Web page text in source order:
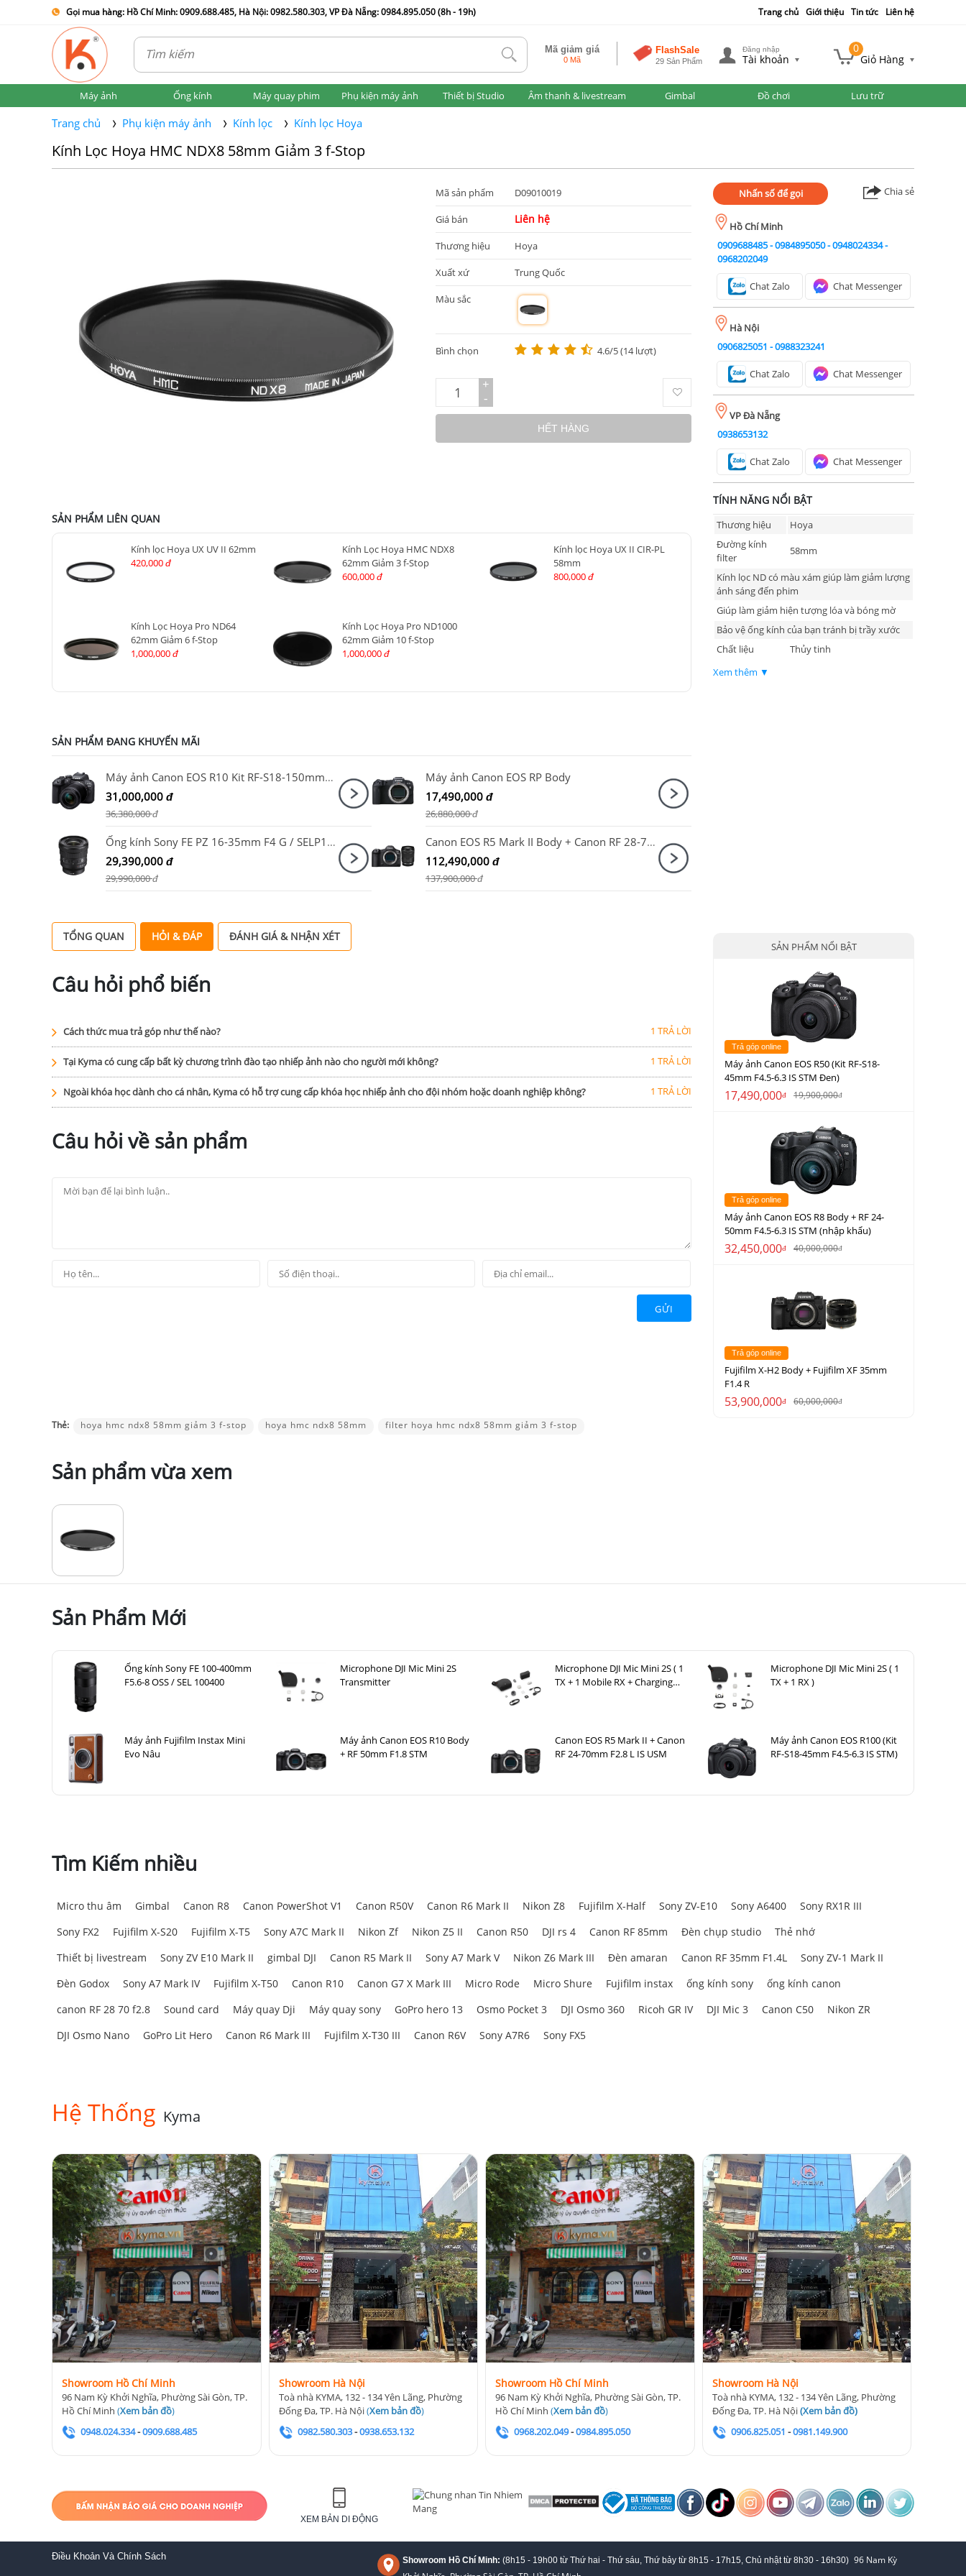
Gọi mua hàng: Hồ Chí Minh: 0909.688.485, Hà Nội: 0982.580.303, VP Đà Nẵng: 0984.895.050 (8h - 19h) Trang chủ Giới thiệu Tin tức Liên hệ
tlk Mã giảm giá
0 Mã
FlashSale
29 Sản Phẩm
Đăng nhập
Tài khoản
0
Giỏ Hàng
Máy ảnh Ống kính Máy quay phim Phụ kiện máy ảnh Thiết bị Studio Âm thanh & livestream Gimbal Đồ chơi Lưu trữ
Trang chủ Phụ kiện máy ảnh Kính lọc Kính lọc Hoya
Kính Lọc Hoya HMC NDX8 58mm Giảm 3 f-Stop
Mã sản phẩm D09010019
Giá bán Liên hệ
Thương hiệu Hoya
Xuất xứ Trung Quốc
Màu sắc
m
Bình chọn 4.6/5 (14 lượt)
+
-
HẾT HÀNG
SẢN PHẨM LIÊN QUAN
Kính lọc Hoya UX UV II 62mm
420,000 đ
Kính Lọc Hoya HMC NDX8
62mm Giảm 3 f-Stop
600,000 đ
Kính lọc Hoya UX II CIR-PL
58mm
800,000 đ
Kính Lọc Hoya Pro ND64
62mm Giảm 6 f-Stop
1,000,000 đ
Kính Lọc Hoya Pro ND1000
62mm Giảm 10 f-Stop
1,000,000 đ
SẢN PHẨM ĐANG KHUYẾN MÃI
Máy ảnh Canon EOS R10 Kit RF-S18-150mm F3.5-6.3 IS STM
31,000,000 đ
36,380,000đ
Máy ảnh Canon EOS RP Body
17,490,000 đ
26,880,000đ
Ống kính Sony FE PZ 16-35mm F4 G / SELP1635G
29,390,000 đ
29,990,000đ
Canon EOS R5 Mark II Body + Canon RF 28-70mm F2.8 IS STM
112,490,000 đ
137,900,000đ
Nhấn số để gọi Chia sẻ
Hồ Chí Minh
0909688485-0984895050-0948024334-
0968202049
Chat Zalo Chat Messenger
Hà Nội
0906825051 -0988323241
Chat Zalo Chat Messenger
VP Đà Nẵng
0938653132
Chat Zalo Chat Messenger
TÍNH NĂNG NỔI BẬT
Thương hiệu
Hoya
Đường kính
filter
58mm
Kính lọc ND có màu xám giúp làm giảm lượng
ánh sáng đến phim
Giúp làm giảm hiện tượng lóa và bóng mờ
Bảo vệ ống kính của bạn tránh bị trầy xước
Chất liệu
Thủy tinh
Xem thêm ▼
TỔNG QUAN HỎI & ĐÁP ĐÁNH GIÁ & NHẬN XÉT
Câu hỏi phổ biến
Cách thức mua trả góp như thế nào? 1 TRẢ LỜI
Tại Kyma có cung cấp bất kỳ chương trình đào tạo nhiếp ảnh nào cho người mới không? 1 TRẢ LỜI
Ngoài khóa học dành cho cá nhân, Kyma có hỗ trợ cung cấp khóa học nhiếp ảnh cho đội nhóm hoặc doanh nghiệp không? 1 TRẢ LỜI
Câu hỏi về sản phẩm
GỬI
SẢN PHẨM NỔI BẬT
Trả góp online
Máy ảnh Canon EOS R50 (Kit RF-S18-
45mm F4.5-6.3 IS STM Đen)
17,490,000đ 19,900,000đ
Trả góp online
Máy ảnh Canon EOS R8 Body + RF 24-
50mm F4.5-6.3 IS STM (nhập khẩu)
32,450,000đ 40,000,000đ
Trả góp online
Fujifilm X-H2 Body + Fujifilm XF 35mm
F1.4 R
53,900,000đ 60,000,000đ
Thẻ: hoya hmc ndx8 58mm giảm 3 f-stop hoya hmc ndx8 58mm filter hoya hmc ndx8 58mm giảm 3 f-stop
Sản phẩm vừa xem
Sản Phẩm Mới
Ống kính Sony FE 100-400mm
F5.6-8 OSS / SEL 100400
Microphone DJI Mic Mini 2S
Transmitter
Microphone DJI Mic Mini 2S ( 1
TX + 1 Mobile RX + Charging
Microphone DJI Mic Mini 2S ( 1
TX + 1 RX )
Máy ảnh Fujifilm Instax Mini
Evo Nâu
Máy ảnh Canon EOS R10 Body
+ RF 50mm F1.8 STM
Canon EOS R5 Mark II + Canon
RF 24-70mm F2.8 L IS USM
Máy ảnh Canon EOS R100 (Kit
RF-S18-45mm F4.5-6.3 IS STM)
Tìm Kiếm nhiều
Micro thu âm Gimbal Canon R8 Canon PowerShot V1 Canon R50V Canon R6 Mark II Nikon Z8 Fujifilm X-Half Sony ZV-E10 Sony A6400
Sony RX1R III
Sony FX2
Fujifilm X-S20 Fujifilm X-T5 Sony A7C Mark II Nikon Zf Nikon Z5 II Canon R50 DJI rs 4 Canon RF 85mm Đèn chụp studio
Thẻ nhớ
Thiết bị livestream
Sony ZV E10 Mark II gimbal DJI Canon R5 Mark II Sony A7 Mark V Nikon Z6 Mark III Đèn amaran Canon RF 35mm F1.4L
Sony ZV-1 Mark II
Đèn Godox
Sony A7 Mark IV Fujifilm X-T50 Canon R10 Canon G7 X Mark III Micro Rode Micro Shure Fujifilm instax ống kính sony
ống kính canon
canon RF 28 70 f2.8
Sound card Máy quay Dji Máy quay sony GoPro hero 13 Osmo Pocket 3 DJI Osmo 360 Ricoh GR IV DJI Mic 3 Canon C50
Nikon ZR
DJI Osmo Nano
GoPro Lit Hero Canon R6 Mark III Fujifilm X-T30 III Canon R6V Sony A7R6 Sony FX5
Hệ Thống Kyma
Showroom Hồ Chí Minh
96 Nam Kỳ Khởi Nghĩa, Phường Sài Gòn, TP.
Hồ Chí Minh (Xem bản đồ)
0948.024.334-0909.688.485
Showroom Hà Nội
Toà nhà KYMA, 132 - 134 Yên Lãng, Phường
Đống Đa, TP. Hà Nội(Xem bản đồ)
0982.580.303-0938.653.132
Showroom Hồ Chí Minh
96 Nam Kỳ Khởi Nghĩa, Phường Sài Gòn, TP.
Hồ Chí Minh(Xem bản đồ)
0968.202.049-0984.895.050
Showroom Hà Nội
Toà nhà KYMA, 132 - 134 Yên Lãng, Phường
Đống Đa, TP. Hà Nội(Xem bản đồ)
0906.825.051 -0981.149.900
XEM BẢN DI ĐỘNG
Điều Khoản Và Chính Sách Showroom Hồ Chí Minh: (8h15 - 19h00 từ Thứ hai - Thứ sáu, Thứ bảy từ 8h15 - 17h15, Chủ nhật từ 8h30 - 16h30) 96 Nam Kỳ